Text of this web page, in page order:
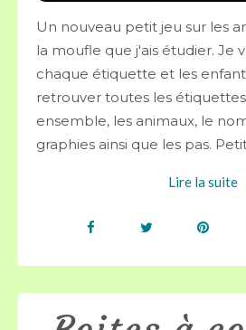
Un nouveau petit jeu sur les
la moufle que j'ais étudier. Je
chaque étiquette et les
retrouver toutes les
ensemble, les animaux, le
graphies ainsi que les pas.
Lire la suite